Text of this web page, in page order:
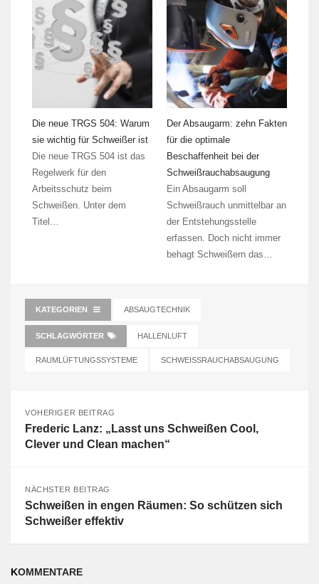
Die neue TRGS 504: Warum
sie wichtig für Schweißer ist
Die neue TRGS 504 ist das
Regelwerk für den
Arbeitsschutz beim
Schweißen. Unter dem
Titel…
Der Absaugarm: zehn Fakten
für die optimale
Beschaffenheit bei der
Schweißrauchabsaugung
Ein Absaugarm soll
Schweißrauch unmittelbar an
der Entstehungsstelle
erfassen. Doch nicht immer
behagt Schweißern das…
KATEGORIEN ABSAUGTECHNIK
SCHLAGWÖRTER HALLENLUFT
RAUMLÜFTUNGSSYSTEME SCHWEISSRAUCHABSAUGUNG
VOHERIGER BEITRAG
Frederic Lanz: „Lasst uns Schweißen Cool,
Clever und Clean machen“
NÄCHSTER BEITRAG
Schweißen in engen Räumen: So schützen sich
Schweißer effektiv
KOMMENTARE